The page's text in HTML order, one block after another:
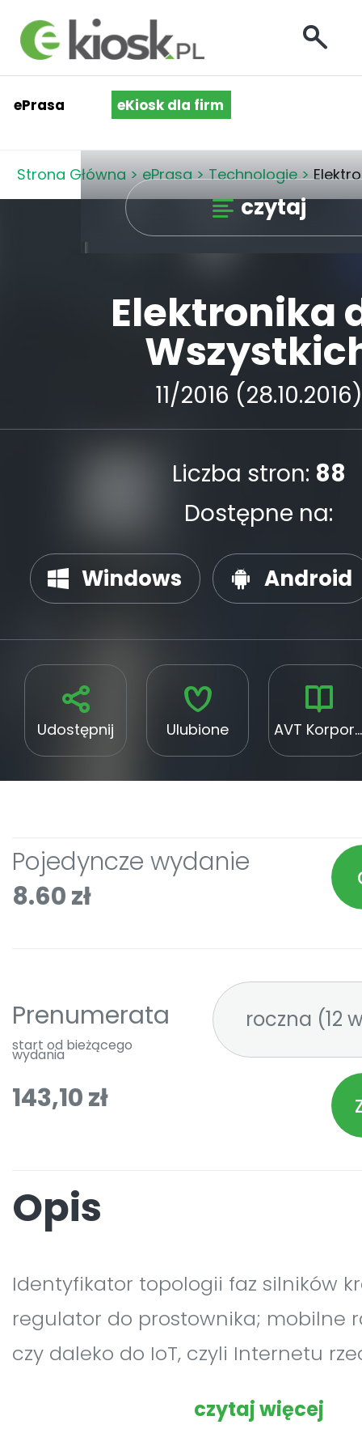
ePrasa eKiosk dla firm
Strona Główna > ePrasa > Technologie >
czytaj
Elektronika
11/2016 (28.10.2016)
Liczba stron: 88
Dostępne na:
Windows Android
Udostępnij Ulubione AVT Korporacja Sp. z o. o.
Pojedyncze wydanie
8.60 zł
Prenumerata
start od bieżącego
wydania
143,10 zł
Opis
Identyfikator topologii faz silników
regulator do prostownika; mobilne
czy daleko do IoT, czyli Internetu
gotowego modułu przetwornicy
czytaj więcej